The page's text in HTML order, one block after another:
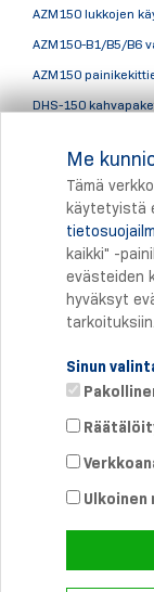
AZM150 lukkojen
AZM150-B1/B5/B6
AZM150
DHS-150
AZM150 kahvan
Suora yhteys
Puhelin: +358 46
Me
Tämä
käytetyistä
kaikki" -
evästeiden
hyväksyt
tarkoituksiin.
Sinun
Ulkoinen